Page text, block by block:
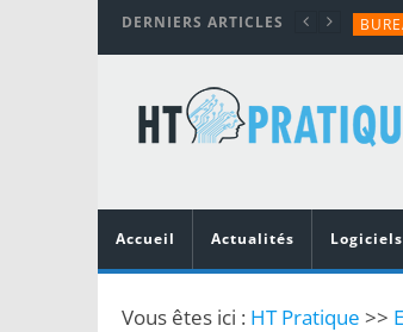
DERNIERS ARTICLES
Accueil
Actualités Logiciels
Vous êtes ici : HT Pratique >>